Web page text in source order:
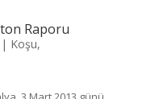
Raporu
| Koşu,